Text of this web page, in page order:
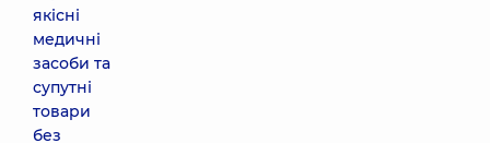
якісні
медичні
засоби та
супутні
товари
без